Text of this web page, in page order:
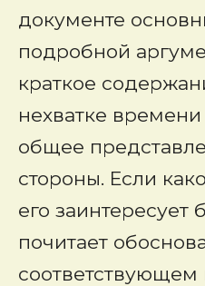
документе
подробной
краткое
нехватке
общее
стороны. Если
его заинтересует
почитает
соответствующем